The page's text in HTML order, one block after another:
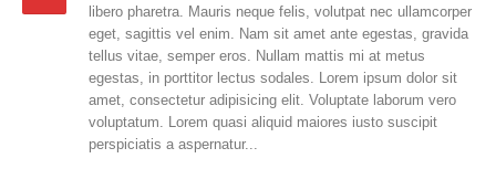
libero pharetra. Mauris neque felis, volutpat nec ullamcorper
eget, sagittis vel enim. Nam sit amet ante egestas, gravida
tellus vitae, semper eros. Nullam mattis mi at metus
egestas, in porttitor lectus sodales. Lorem ipsum dolor sit
amet, consectetur adipisicing elit. Voluptate laborum vero
voluptatum. Lorem quasi aliquid maiores iusto suscipit
perspiciatis a aspernatur...